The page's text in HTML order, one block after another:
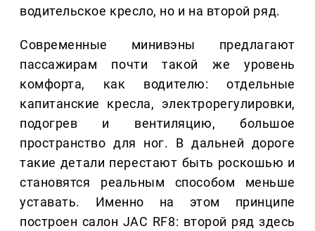
водительское кресло, но и на второй ряд.
Современные минивэны предлагают
пассажирам почти такой же уровень
комфорта, как водителю: отдельные
капитанские кресла, электрорегулировки,
подогрев и вентиляцию, большое
пространство для ног. В дальней дороге
такие детали перестают быть роскошью и
становятся реальным способом меньше
уставать. Именно на этом принципе
построен салон JAC RF8: второй ряд здесь